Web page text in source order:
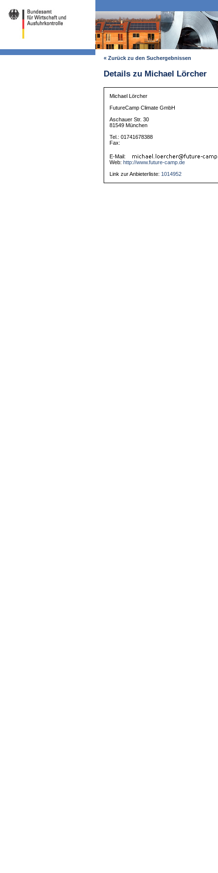
« Zurück zu den Suchergebnissen
Details zu Michael Lörcher
Michael Lörcher
FutureCamp Climate GmbH
Aschauer Str. 30
81549 München
Tel.: 01741678388
Fax:
E-Mail:
Web: http://www.future-camp.de
Link zur Anbieterliste:1014952